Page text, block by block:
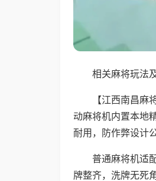
相关麻将玩法
【江西南昌
动麻将机内置本地
耐用，防作弊设计
普通麻将机适
牌整齐，洗牌无死